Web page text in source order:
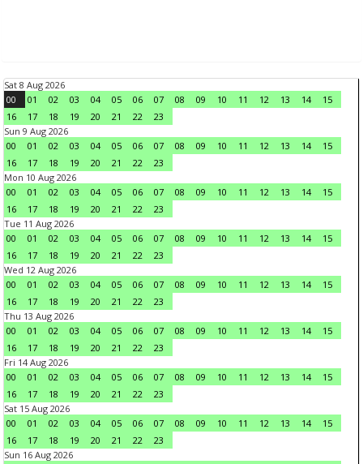
Sat 8 Aug 2026
00
01 02 03 04 05 06 07 08 09 10 11 12 13 14
15
16
17 18 19 20 21 22
23
Sun 9 Aug 2026
00
01 02 03 04 05 06 07 08 09 10 11 12 13 14
15
16
17 18 19 20 21 22
23
Mon 10 Aug 2026
00
01 02 03 04 05 06 07 08 09 10 11 12 13 14
15
16
17 18 19 20 21 22
23
Tue 11 Aug 2026
00
01 02 03 04 05 06 07 08 09 10 11 12 13 14
15
16
17 18 19 20 21 22
23
Wed 12 Aug 2026
00
01 02 03 04 05 06 07 08 09 10 11 12 13 14
15
16
17 18 19 20 21 22
23
Thu 13 Aug 2026
00
01 02 03 04 05 06 07 08 09 10 11 12 13 14
15
16
17 18 19 20 21 22
23
Fri 14 Aug 2026
00
01 02 03 04 05 06 07 08 09 10 11 12 13 14
15
16
17 18 19 20 21 22
23
Sat 15 Aug 2026
00
01 02 03 04 05 06 07 08 09 10 11 12 13 14
15
16
17 18 19 20 21 22
23
Sun 16 Aug 2026